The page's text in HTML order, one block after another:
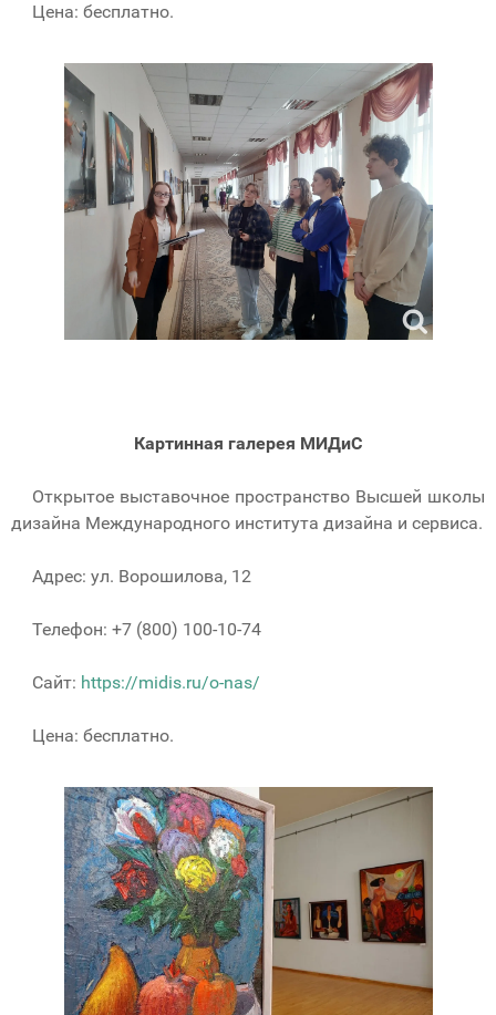
Цена: бесплатно.
Картинная галерея МИДиС
Открытое выставочное пространство Высшей школы
дизайна Международного института дизайна и сервиса.
Адрес: ул. Ворошилова, 12
Телефон: +7 (800) 100-10-74
Сайт: https://midis.ru/o-nas/
Цена: бесплатно.